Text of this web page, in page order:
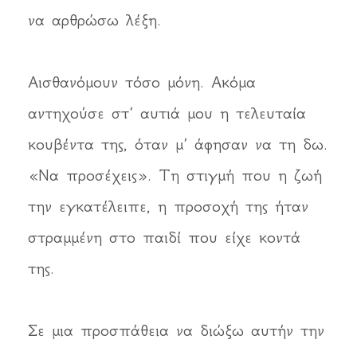
να αρθρώσω λέξη.
Αισθανόμουν τόσο μόνη. Ακόμα
αντηχούσε στ’ αυτιά μου η τελευταία
κουβέντα της, όταν μ’ άφησαν να τη δω.
«Να προσέχεις». Τη στιγμή που η ζωή
την εγκατέλειπε, η προσοχή της ήταν
στραμμένη στο παιδί που είχε κοντά
της.
Σε μια προσπάθεια να διώξω αυτήν την